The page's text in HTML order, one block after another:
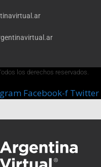
los derechos reservados.
Facebook-f Twitter